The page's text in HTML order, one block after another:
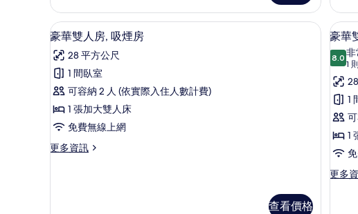
所
有
相
片
雙
人
房,
煙
房
的
詳
情
的
所
有
相
片
房,
非
吸
煙
房
的
詳
情
顯
示
豪
華
雙
人
吸
羽絨被、客房內保險箱、隔音、免費無線上
8
豪華雙人房, 吸煙房
28 平方公尺
1 間臥室
可容納 2 人 (依實際入住人數計費)
1 張加大雙人床
免費無線上網
更多資訊
更
查看價格
顯
示
豪
華
雙
人
房
單
人
8
豪華
8.0
8.0
非
1
(1
則
評
1
1
更多
更